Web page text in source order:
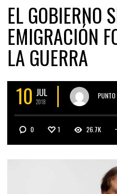
EL GOBIERNO
EMIGRACIÓN
LA GUERRA
10 JUL
2018
0 1 26.7K